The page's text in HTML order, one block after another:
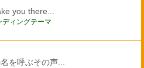
you there...
ディングテーマ
を呼ぶその声...